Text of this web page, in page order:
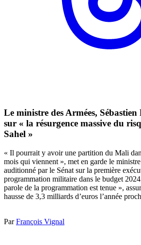
Le ministre des Armées,
sur « la résurgence massive du
Sahel »
« Il pourrait y avoir une partition du Mali
mois qui viennent », met en garde le
auditionné par le Sénat sur la première
programmation militaire dans le budget
parole de la programmation est tenue »,
hausse de 3,3 milliards d’euros l’année
ParFrançois Vignal